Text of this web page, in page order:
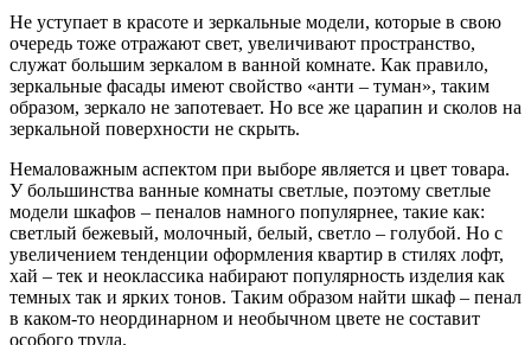
Не уступает в красоте и зеркальные модели, которые в свою
очередь тоже отражают свет, увеличивают пространство,
служат большим зеркалом в ванной комнате. Как правило,
зеркальные фасады имеют свойство «анти – туман», таким
образом, зеркало не запотевает. Но все же царапин и сколов на
зеркальной поверхности не скрыть.
Немаловажным аспектом при выборе является и цвет товара.
У большинства ванные комнаты светлые, поэтому светлые
модели шкафов – пеналов намного популярнее, такие как:
светлый бежевый, молочный, белый, светло – голубой. Но с
увеличением тенденции оформления квартир в стилях лофт,
хай – тек и неоклассика набирают популярность изделия как
темных так и ярких тонов. Таким образом найти шкаф – пенал
в каком-то неординарном и необычном цвете не составит
особого труда.